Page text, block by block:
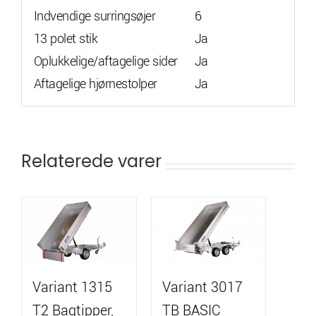
Indvendige surringsøjer
6
13 polet stik
Ja
Oplukkelige/aftagelige sider
Ja
Aftagelige hjørnestolper
Ja
Relaterede varer
Variant 1315
T2 Bagtipper,
Variant 3017
TB BASIC